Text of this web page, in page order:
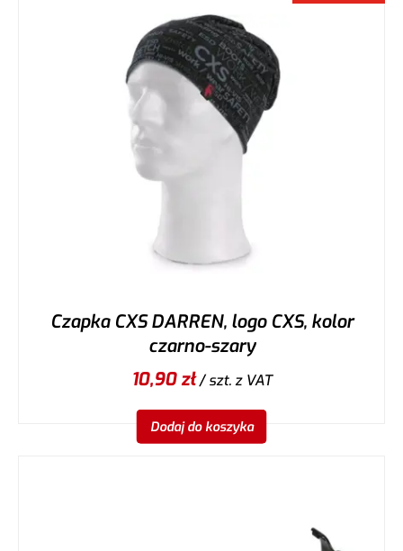
Czapka CXS DARREN, logo CXS, kolor
czarno-szary
10,90zł/ szt.z VAT
Dodaj do koszyka